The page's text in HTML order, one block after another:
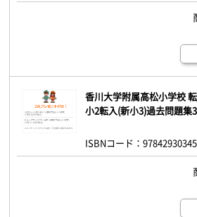
香川大学附属高松小学校
小2転入(新小3)過去問題集3
ISBNコード：